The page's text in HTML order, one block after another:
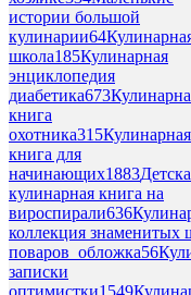
истории большой
кулинарии64
школа185Кулинарная
энциклопедия
диабетика673
книга
охотника315Кулинарная
книга для
начинающих1883
кулинарная книга на
вироспирали636
коллекция знаменитых
поваров_обложка56
записки